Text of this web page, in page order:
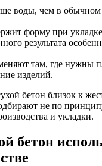
воды, чем в
форму при
результата
там, где нужны
изделий.
бетон близок к
не по
и укладки.
бетон